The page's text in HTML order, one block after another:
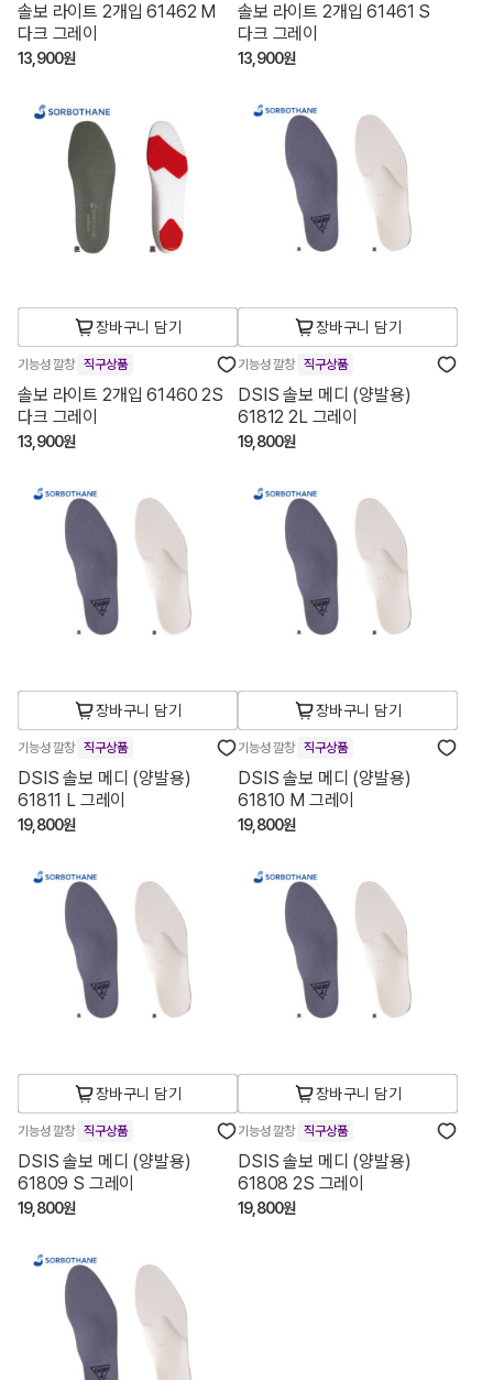
솔보 라이트 2개입 61462 M
다크 그레이
13,900원
솔보 라이트 2개입 61461 S
다크 그레이
13,900원
장바구니 담기
기능성 깔창 직구상품
솔보 라이트 2개입 61460 2S
다크 그레이
13,900원
장바구니 담기
기능성 깔창 직구상품
DSIS 솔보 메디 (양발용)
61812 2L 그레이
19,800원
장바구니 담기
기능성 깔창 직구상품
DSIS 솔보 메디 (양발용)
61811 L 그레이
19,800원
장바구니 담기
기능성 깔창 직구상품
DSIS 솔보 메디 (양발용)
61810 M 그레이
19,800원
장바구니 담기
기능성 깔창 직구상품
DSIS 솔보 메디 (양발용)
61809 S 그레이
19,800원
장바구니 담기
기능성 깔창 직구상품
DSIS 솔보 메디 (양발용)
61808 2S 그레이
19,800원